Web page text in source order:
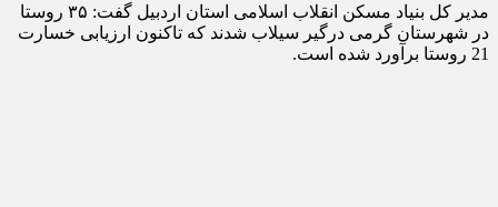
مدیر کل بنیاد مسکن انقلاب اسلامی استان اردبیل گفت: ۳۵ روستا
در شهرستان گرمی درگیر سیلاب شدند که تاکنون ارزیابی خسارت
21 روستا برآورد شده است.